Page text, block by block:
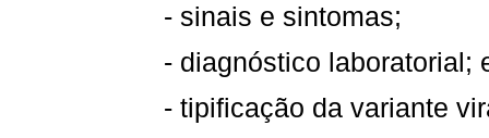
- sinais e sintomas;
- diagnóstico laboratorial;
- tipificação da variante